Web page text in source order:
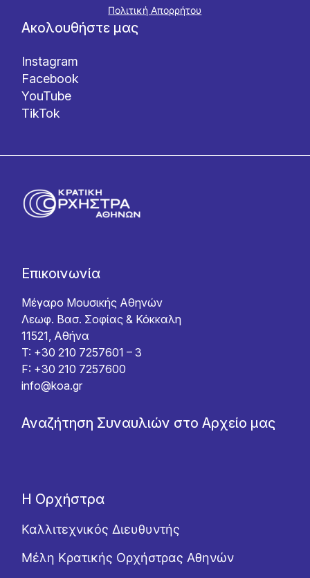
Ακολουθήστε μας
Instagram
Facebook
YouTube
TikTok
Πολιτική Απορρήτου
Επικοινωνία
Μέγαρο Μουσικής Αθηνών
Λεωφ. Βασ. Σοφίας & Κόκκαλη
11521, Αθήνα
T: +30 210 7257601 – 3
F: +30 210 7257600
info@koa.gr
Αναζήτηση Συναυλιών στο Αρχείο μας
Η Ορχήστρα
Καλλιτεχνικός Διευθυντής
Μέλη Κρατικής Ορχήστρας Αθηνών